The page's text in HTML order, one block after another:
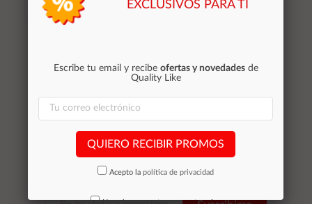
EXCLUSIVOS PARA TI
Escribe tu email y recibe ofertas y novedadesde
Quality Like
QUIERO RECIBIR PROMOS
Acepto la política de privacidad
No volver a mostrar mas este aviso